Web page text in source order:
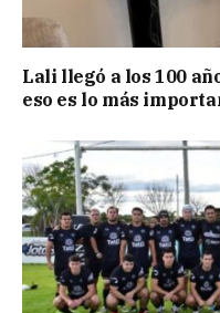
Lali llegó a los 100
eso es lo más